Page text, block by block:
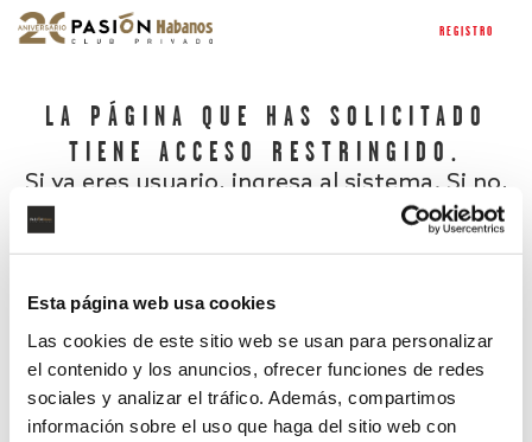
Esta página web usa cookies
Las cookies de este sitio web se usan para personalizar
el contenido y los anuncios, ofrecer funciones de redes
sociales y analizar el tráfico. Además, compartimos
información sobre el uso que haga del sitio web con
REGISTRO
LA PÁGINA QUE HAS SOLICITADO
TIENE ACCESO RESTRINGIDO.
Si ya eres usuario, ingresa al sistema. Si no,